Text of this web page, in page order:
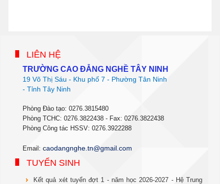
LIÊN HỆ
TRƯỜNG CAO ĐẲNG NGHỀ TÂY NINH
19 Võ Thị Sáu - Khu phố 7 - Phường Tân Ninh
- Tỉnh Tây Ninh
Phòng Đào tạo: 0276.3815480
Phòng TCHC: 0276.3822438 - Fax: 0276.3822438
Phòng Công tác HSSV: 0276.3922288
Email: caodangnghe.tn@gmail.com
TUYỂN SINH
Kết quả xét tuyển đợt 1 - năm học 2026-2027 - Hệ Trung